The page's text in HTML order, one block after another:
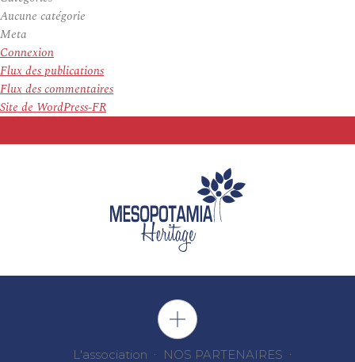
Aucune catégorie
Meta
Connexion
Flux des publications
Flux des commentaires
Site de WordPress-FR
L'association NOS PARTENAIRES